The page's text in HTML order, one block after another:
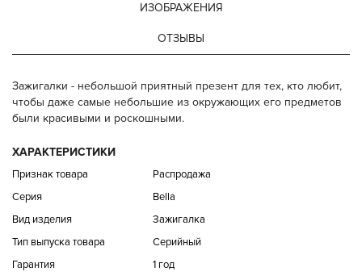
ИЗОБРАЖЕНИЯ
ОТЗЫВЫ
Зажигалки - небольшой приятный презент для тех, кто любит,
чтобы даже самые небольшие из окружающих его предметов
были красивыми и роскошными.
ХАРАКТЕРИСТИКИ
Признак товара
Распродажа
Серия
Bella
Вид изделия
Зажигалка
Тип выпуска товара
Серийный
Гарантия
1 год